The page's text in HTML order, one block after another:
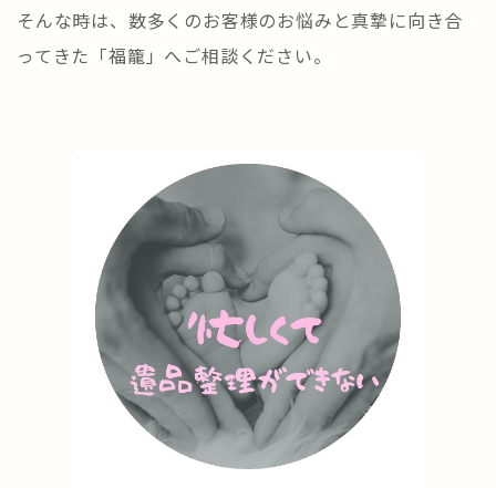
そんな時は、数多くのお客様のお悩みと真摯に向き合
ってきた「福籠」へご相談ください。